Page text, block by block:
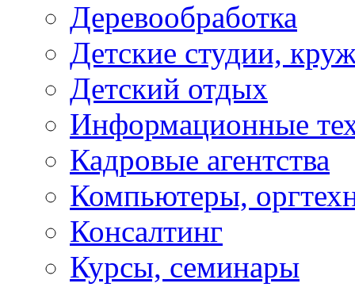
Деревообработка
Детские студии,
Детский отдых
Информационные
Кадровые агентства
Компьютеры,
Консалтинг
Курсы, семинары